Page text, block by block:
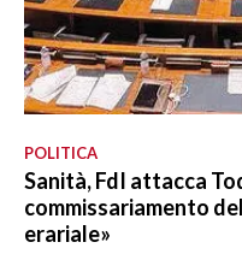
POLITICA
Sanità, FdI attacca
commissariamento
erariale»